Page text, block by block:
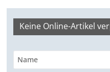
S
o
z
i
Keine Online-Artikel